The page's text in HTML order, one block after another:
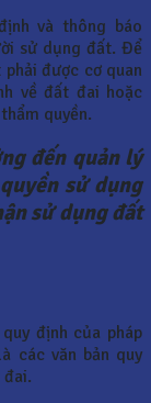
và thông báo
sử dụng đất. Để
được cơ quan
về đất đai hoặc
quyền.
đến quản lý
sử dụng
sử dụng đất
định của pháp
các văn bản quy
đai.